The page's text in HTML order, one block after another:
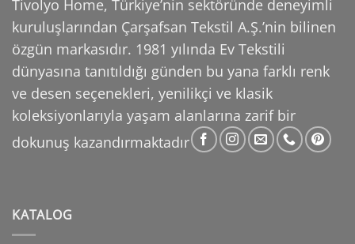
Tivolyo Home, Türkiye’nin sektöründe deneyimli
kuruluşlarından Çarşafsan Tekstil A.Ş.’nin bilinen
özgün markasıdır. 1981 yılında Ev Tekstili
dünyasına tanıtıldığı günden bu yana farklı renk
ve desen seçenekleri, yenilikçi ve klasik
koleksiyonlarıyla yaşam alanlarına zarif bir
dokunuş kazandırmaktadır
KATALOG